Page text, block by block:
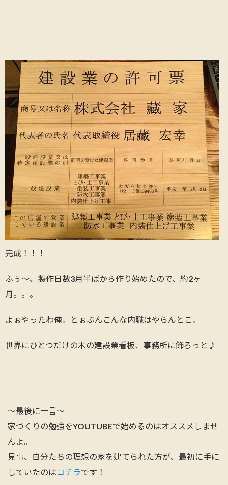
完成！！！
ふぅ～、製作日数3月半ばから作り始めたので、約2ヶ
月。。。
よぉやったわ俺。とぉぶんこんな内職はやらんとこ。
世界にひとつだけの木の建設業看板、事務所に飾ろっと♪
～最後に一言～
家づくりの勉強をYOUTUBEで始めるのはオススメしませ
んよ。
見事、自分たちの理想の家を建てられた方が、最初に手に
していたのはコチラです！